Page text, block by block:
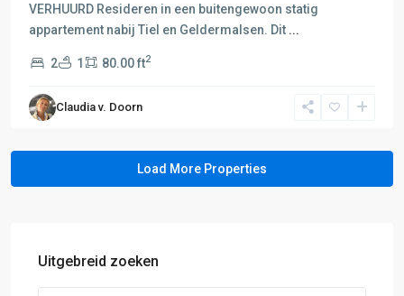
VERHUURD Resideren in een buitengewoon statig
appartement nabij Tiel en Geldermalsen. Dit ...
2 1 80.00 ft2
Claudia v. Doorn
Uitgebreid zoeken